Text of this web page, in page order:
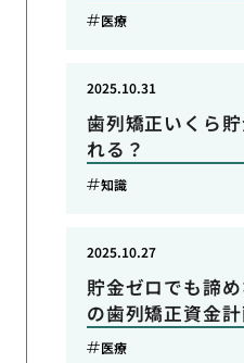
医療
歯列矯正いくら
れる？
2025.10.31
知識
貯金ゼロでも諦
の歯列矯正資金
2025.10.27
医療